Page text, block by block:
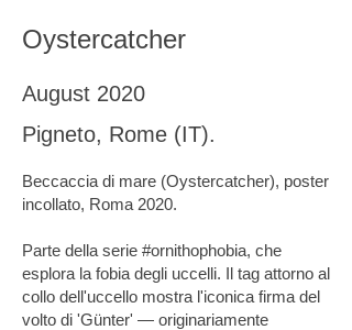
Oystercatcher
August 2020
Pigneto, Rome (IT).
Beccaccia di mare (Oystercatcher), poster
incollato, Roma 2020.
Parte della serie #ornithophobia, che
esplora la fobia degli uccelli. Il tag attorno al
collo dell'uccello mostra l'iconica firma del
volto di 'Günter' — originariamente